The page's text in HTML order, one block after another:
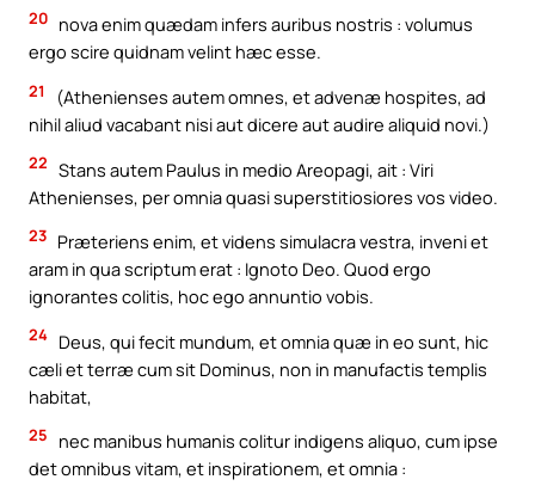
20 nova enim quædam infers auribus nostris : volumus
ergo scire quidnam velint hæc esse.
21
(Athenienses autem omnes, et advenæ hospites, ad
nihil aliud vacabant nisi aut dicere aut audire aliquid novi.)
22 Stans autem Paulus in medio Areopagi, ait : Viri
Athenienses, per omnia quasi superstitiosiores vos video.
23 Præteriens enim, et videns simulacra vestra, inveni et
aram in qua scriptum erat : Ignoto Deo. Quod ergo
ignorantes colitis, hoc ego annuntio vobis.
24 Deus, qui fecit mundum, et omnia quæ in eo sunt, hic
cæli et terræ cum sit Dominus, non in manufactis templis
habitat,
25
nec manibus humanis colitur indigens aliquo, cum ipse
det omnibus vitam, et inspirationem, et omnia :